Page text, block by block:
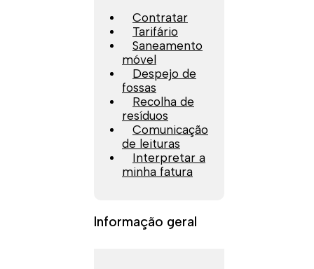
Contratar
Tarifário
Saneamento
móvel
Despejo de
fossas
Recolha de
resíduos
Comunicação
de leituras
Interpretar a
minha fatura
Informação geral